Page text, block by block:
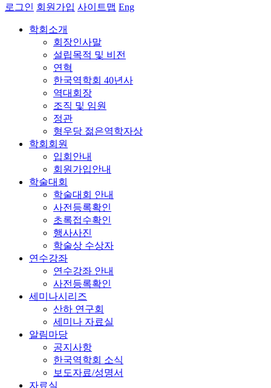
로그인 회원가입 사이트맵 Eng
학회소개
회장인사말
설립목적 및 비전
연혁
한국역학회 40년사
역대회장
조직 및 임원
정관
형우당 젊은역학자상
학회회원
입회안내
회원가입안내
학술대회
학술대회 안내
사전등록확인
초록접수확인
행사사진
학술상 수상자
연수강좌
연수강좌 안내
사전등록확인
세미나시리즈
산하 연구회
세미나 자료실
알림마당
공지사항
한국역학회 소식
보도자료/성명서
자료실